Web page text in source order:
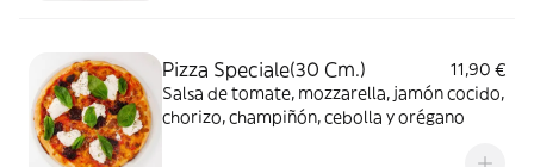
Pizza Speciale(30 Cm.)
11,90 €
Salsa de tomate, mozzarella, jamón cocido,
chorizo, champiñón, cebolla y orégano